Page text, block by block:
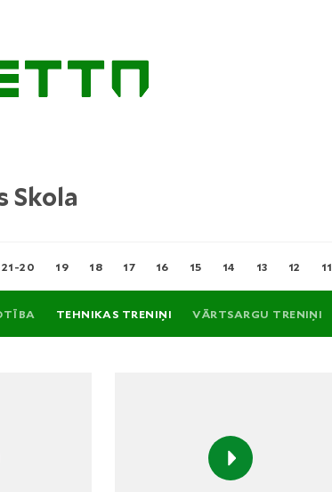
Skola
20 19 18 17 16 15 14 13 12 11
TEHNIKAS TRENIŅI VĀRTSARGU TRENIŅI